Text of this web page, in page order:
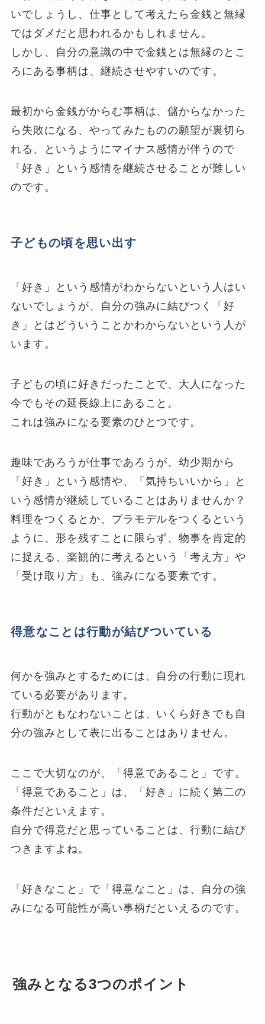
いでしょうし、仕事として考えたら金銭と無縁
ではダメだと思われるかもしれません。
しかし、自分の意識の中で金銭とは無縁のとこ
ろにある事柄は、継続させやすいのです。
最初から金銭がからむ事柄は、儲からなかった
ら失敗になる、やってみたものの願望が裏切ら
れる、というようにマイナス感情が伴うので
「好き」という感情を継続させることが難しい
のです。
子どもの頃を思い出す
「好き」という感情がわからないという人はい
ないでしょうが、自分の強みに結びつく「好
き」とはどういうことかわからないという人が
います。
子どもの頃に好きだったことで、大人になった
今でもその延長線上にあること。
これは強みになる要素のひとつです。
趣味であろうが仕事であろうが、幼少期から
「好き」という感情や、「気持ちいいから」と
いう感情が継続していることはありませんか？
料理をつくるとか、プラモデルをつくるという
ように、形を残すことに限らず、物事を肯定的
に捉える、楽観的に考えるという「考え方」や
「受け取り方」も、強みになる要素です。
得意なことは行動が結びついている
何かを強みとするためには、自分の行動に現れ
ている必要があります。
行動がともなわないことは、いくら好きでも自
分の強みとして表に出ることはありません。
ここで大切なのが、「得意であること」です。
「得意であること」は、「好き」に続く第二の
条件だといえます。
自分で得意だと思っていることは、行動に結び
つきますよね。
「好きなこと」で「得意なこと」は、自分の強
みになる可能性が高い事柄だといえるのです。
強みとなる3つのポイント